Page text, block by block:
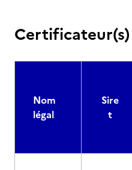
Certificateur(s)
Nom
légal
Sire
t